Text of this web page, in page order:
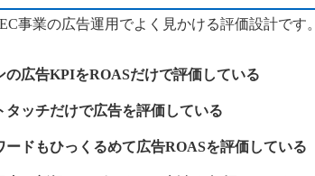
事業の広告運用でよく見かける評価設計です。
の広告KPIをROASだけで評価している
タッチだけで広告を評価している
ードもひっくるめて広告ROASを評価している